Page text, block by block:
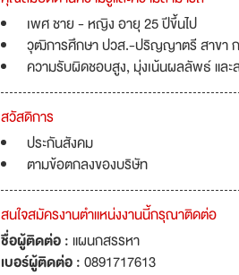
เพศ ชาย - หญิง อายุ 25 ปีขึ้นไป
วุฒิการศึกษา ปวส.-ปริญญาตรี สาขา ก
ความรับผิดชอบสูง, มุ่งเน้นผลลัพธ์ และ
สวัสดิการ
ประกันสังคม
ตามข้อตกลงของบริษัท
สนใจสมัครงานตำแหน่งงานนี้กรุณาติดต่อ
ชื่อผู้ติดต่อ :แผนกสรรหา
เบอร์ผู้ติดต่อ :0891717613